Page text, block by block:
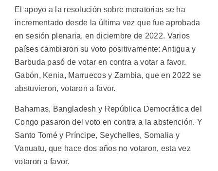
El apoyo a la resolución sobre moratorias se ha
incrementado desde la última vez que fue aprobada
en sesión plenaria, en diciembre de 2022. Varios
países cambiaron su voto positivamente: Antigua y
Barbuda pasó de votar en contra a votar a favor.
Gabón, Kenia, Marruecos y Zambia, que en 2022 se
abstuvieron, votaron a favor.
Bahamas, Bangladesh y República Democrática del
Congo pasaron del voto en contra a la abstención. Y
Santo Tomé y Príncipe, Seychelles, Somalia y
Vanuatu, que hace dos años no votaron, esta vez
votaron a favor.